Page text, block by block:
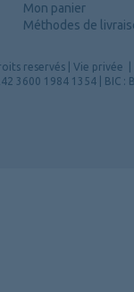
Mon panier
Méthodes de
reservés Vie privée
3600 1984 1354 | BIC :